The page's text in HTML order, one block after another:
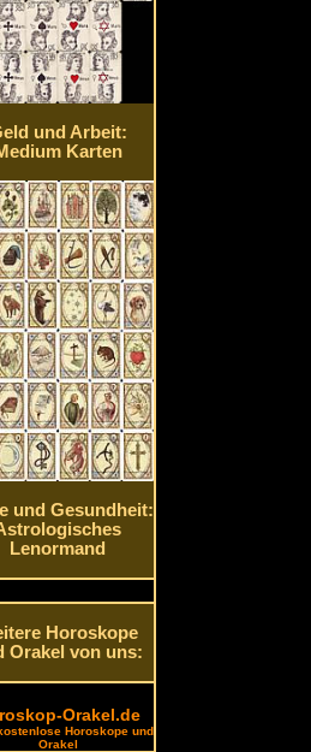
und Arbeit:
Karten
und Gesundheit:
Lenormand
Horoskope
Orakel von uns:
Orakel.de
Horoskope und
Orakel